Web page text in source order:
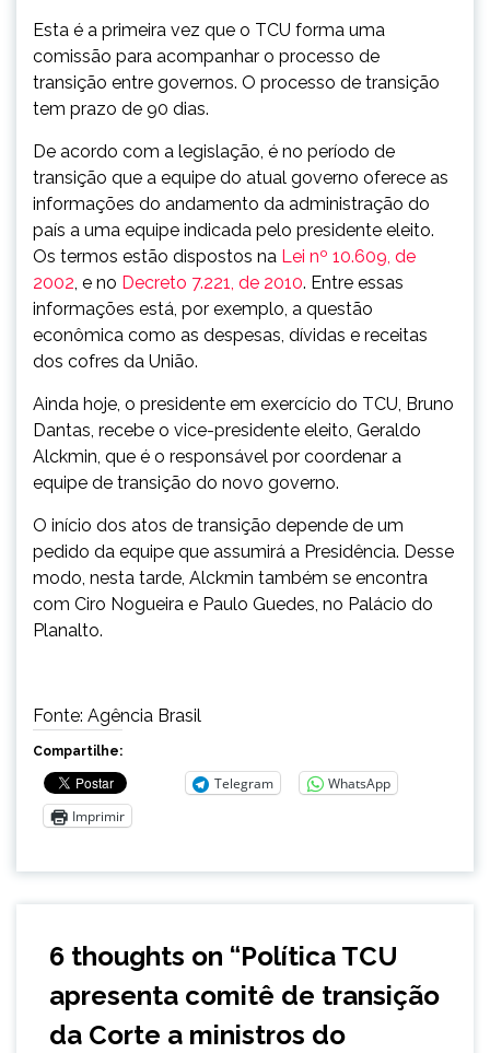
Esta é a primeira vez que o TCU forma uma
comissão para acompanhar o processo de
transição entre governos. O processo de transição
tem prazo de 90 dias.
De acordo com a legislação, é no período de
transição que a equipe do atual governo oferece as
informações do andamento da administração do
país a uma equipe indicada pelo presidente eleito.
Os termos estão dispostos na Lei nº 10.609, de
2002, e no Decreto 7.221, de 2010. Entre essas
informações está, por exemplo, a questão
econômica como as despesas, dívidas e receitas
dos cofres da União.
Ainda hoje, o presidente em exercício do TCU, Bruno
Dantas, recebe o vice-presidente eleito, Geraldo
Alckmin, que é o responsável por coordenar a
equipe de transição do novo governo.
O início dos atos de transição depende de um
pedido da equipe que assumirá a Presidência. Desse
modo, nesta tarde, Alckmin também se encontra
com Ciro Nogueira e Paulo Guedes, no Palácio do
Planalto.
Fonte: Agência Brasil
Compartilhe:
Telegram
WhatsApp
Imprimir
6 thoughts on “Política TCU
apresenta comitê de transição
da Corte a ministros do